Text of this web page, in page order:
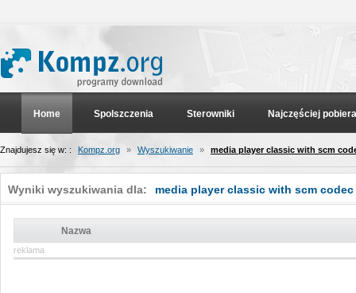
Home Spolszczenia Sterowniki Najczęściej
Znajdujesz się w: : Kompz.org » Wyszukiwanie » media player classic with scm
Wyniki wyszukiwania dla: media player classic with scm codec
Nazwa
reklama